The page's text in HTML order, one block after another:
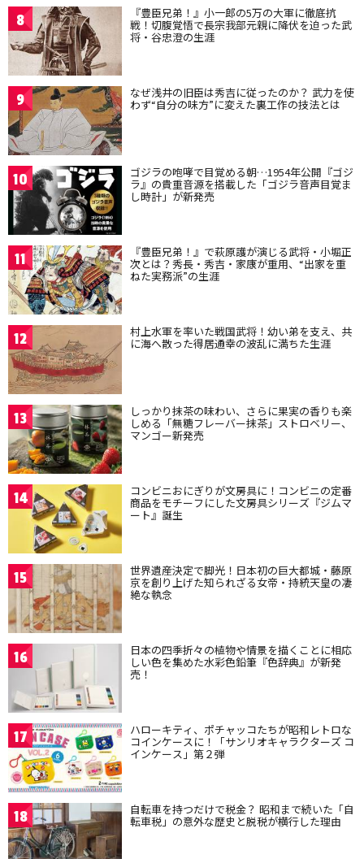
8 『豊臣兄弟！』小一郎の5万の大軍に徹底抗
戦！切腹覚悟で長宗我部元親に降伏を迫った武
将・谷忠澄の生涯
9 なぜ浅井の旧臣は秀吉に従ったのか？ 武力を使
わず“自分の味方”に変えた裏工作の技法とは
10 ゴジラの咆哮で目覚める朝…1954年公開『ゴジ
ラ』の貴重音源を搭載した「ゴジラ音声目覚ま
し時計」が新発売
11 『豊臣兄弟！』で萩原護が演じる武将・小堀正
次とは？秀長・秀吉・家康が重用、“出家を重
ねた実務派”の生涯
12 村上水軍を率いた戦国武将！幼い弟を支え、共
に海へ散った得居通幸の波乱に満ちた生涯
13 しっかり抹茶の味わい、さらに果実の香りも楽
しめる「無糖フレーバー抹茶」ストロベリー、
マンゴー新発売
14 コンビニおにぎりが文房具に！コンビニの定番
商品をモチーフにした文房具シリーズ『ジムマ
ート』誕生
15 世界遺産決定で脚光！日本初の巨大都城・藤原
京を創り上げた知られざる女帝・持統天皇の凄
絶な執念
16 日本の四季折々の植物や情景を描くことに相応
しい色を集めた水彩色鉛筆『色辞典』が新発
売！
17 ハローキティ、ポチャッコたちが昭和レトロな
コインケースに！「サンリオキャラクターズ コ
インケース」第２弾
18 自転車を持つだけで税金？ 昭和まで続いた「自
転車税」の意外な歴史と脱税が横行した理由